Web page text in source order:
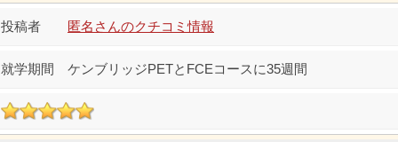
匿名さんのクチコミ情報
ケンブリッジPETとFCEコースに35週間